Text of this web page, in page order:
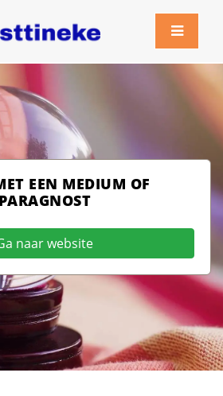
EEN MEDIUM OF
PARAGNOST
naar website